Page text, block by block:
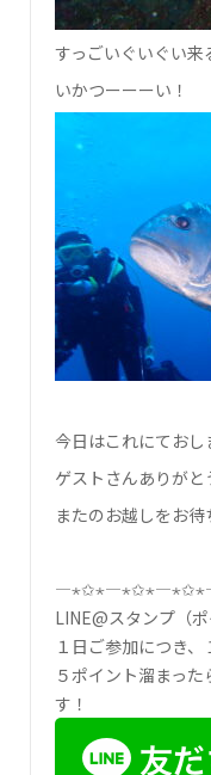
すっごいぐいぐい来
いかつーーーい！
今日はこれにておし
ゲストさんありがと
またのお越しをお待
LINE@スタンプ（
１日ご参加につき
５ポイント溜まっ
す！